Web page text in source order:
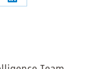
Share